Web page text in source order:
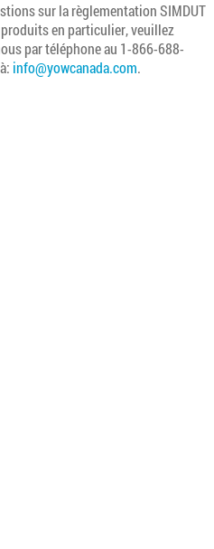
sur la règlementationSIMDUT
en particulier, veuillez
par téléphone au 1-866-688-
info@yowcanada.com.